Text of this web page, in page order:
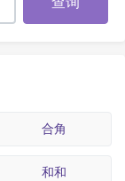
合角
和和